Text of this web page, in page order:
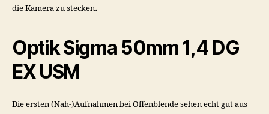
die Kamera zu stecken.
Optik Sigma 50mm 1,4 DG
EX USM
Die ersten (Nah-)Aufnahmen bei Offenblende sehen echt gut aus